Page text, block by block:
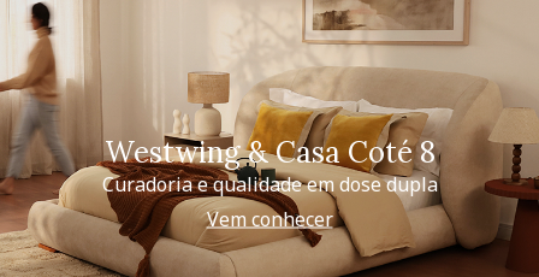
Westwing & Casa Coté 8
Curadoria e qualidade em dose dupla
Vem conhecer